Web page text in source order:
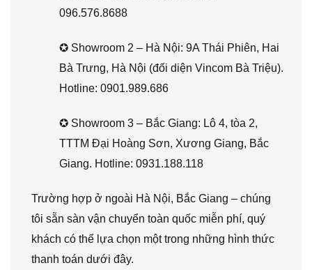
096.576.8688
✪ Showroom 2 – Hà Nội: 9A Thái Phiên, Hai
Bà Trưng, Hà Nội (đối diện Vincom Bà Triệu).
Hotline: 0901.989.686
✪ Showroom 3 – Bắc Giang: Lô 4, tòa 2,
TTTM Đại Hoàng Sơn, Xương Giang, Bắc
Giang. Hotline: 0931.188.118
Trường hợp ở ngoài Hà Nội, Bắc Giang – chúng
tôi sẵn sàn vận chuyển toàn quốc miễn phí, quý
khách có thể lựa chọn một trong những hình thức
thanh toán dưới đây.